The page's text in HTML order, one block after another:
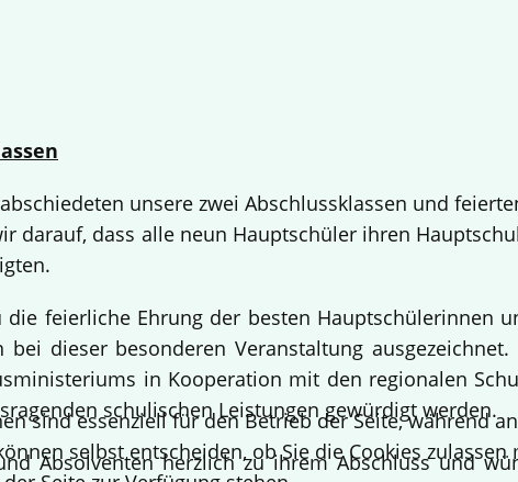
unsere zwei Abschlussklassen und
darauf, dass alle neun Hauptschüler ihren
feierliche Ehrung der besten Hauptschülerinnen
dieser besonderen Veranstaltung
in Kooperation mit den regionalen
schulischen Leistungen gewürdigt werden.
Absolventen herzlich zu ihrem Abschluss und
sind essenziell für den Betrieb der Seite, während
selbst entscheiden, ob Sie die Cookies